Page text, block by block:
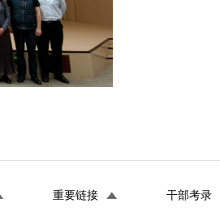
重要链接 干部考录